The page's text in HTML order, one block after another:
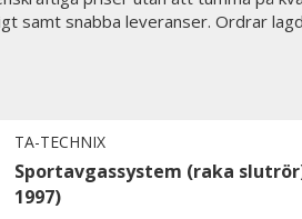
samt snabba leveranser. Ordrar
TA-TECHNIX
Sportavgassystem (raka
1997)